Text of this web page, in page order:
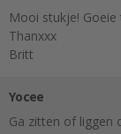
Mooi stukje! Goeie
Thanxxx
Britt
Yocee
Ga zitten of liggen